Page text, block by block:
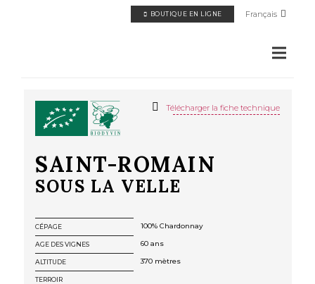
BOUTIQUE EN LIGNE Français
Télécharger la fiche technique
SAINT-ROMAIN
SOUS LA VELLE
CÉPAGE 100% Chardonnay
AGE DES VIGNES 60 ans
ALTITUDE 370 mètres
TERROIR